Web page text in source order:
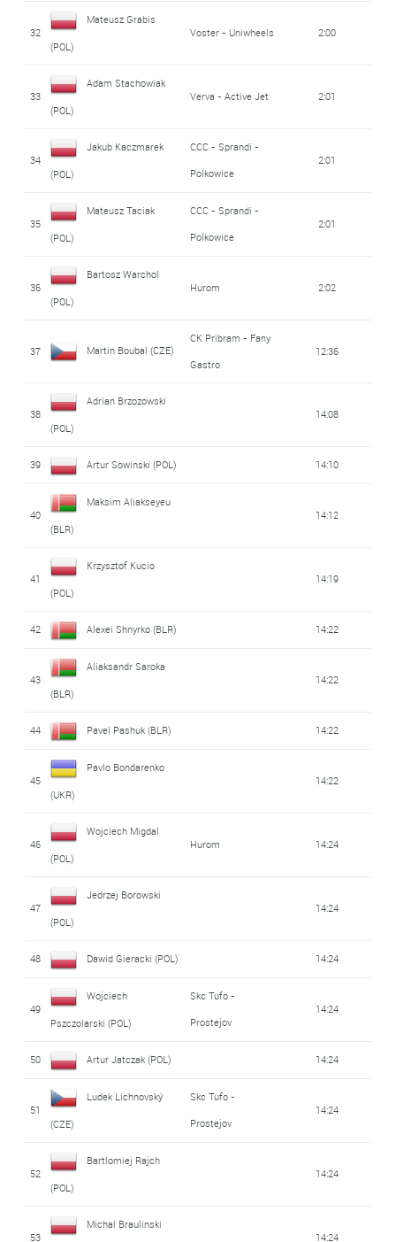
32
Mateusz Grabis
(POL)
Voster - Uniwheels 2:00
33
Adam Stachowiak
(POL)
Verva - Active Jet 2:01
34
Jakub Kaczmarek
(POL)
CCC - Sprandi -
Polkowice
2:01
35
Mateusz Taciak
(POL)
CCC - Sprandi -
Polkowice
2:01
36
Bartosz Warchol
(POL)
Hurom 2:02
37 Martin Boubal (CZE)
CK Pribram - Fany
Gastro
12:36
38
Adrian Brzozowski
(POL)
14:08
39 Artur Sowinski (POL) 14:10
40
Maksim Aliakseyeu
(BLR)
14:12
41
Krzysztof Kucio
(POL)
14:19
42 Alexei Shnyrko (BLR) 14:22
43
Aliaksandr Saroka
(BLR)
14:22
44 Pavel Pashuk (BLR) 14:22
45
Pavlo Bondarenko
(UKR)
14:22
46
Wojciech Migdal
(POL)
Hurom 14:24
47
Jedrzej Borowski
(POL)
14:24
48 Dawid Gieracki (POL) 14:24
49
Wojciech
Pszczolarski (POL)
Skc Tufo -
Prostejov
14:24
50 Artur Jatczak (POL) 14:24
51
Ludek Lichnovský
(CZE)
Skc Tufo -
Prostejov
14:24
52
Bartlomiej Rajch
(POL)
14:24
53
Michal Braulinski
14:24